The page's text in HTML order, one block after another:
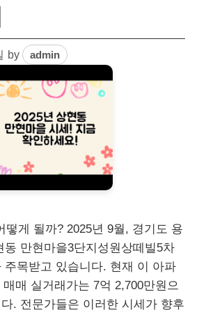
by admin
떻게 될까? 2025년 9월, 경기도 용
동 만현마을3단지성원상떼빌5차
주목받고 있습니다. 현재 이 아파
매매 실거래가는 7억 2,700만원으
. 전문가들은 이러한 시세가 향후